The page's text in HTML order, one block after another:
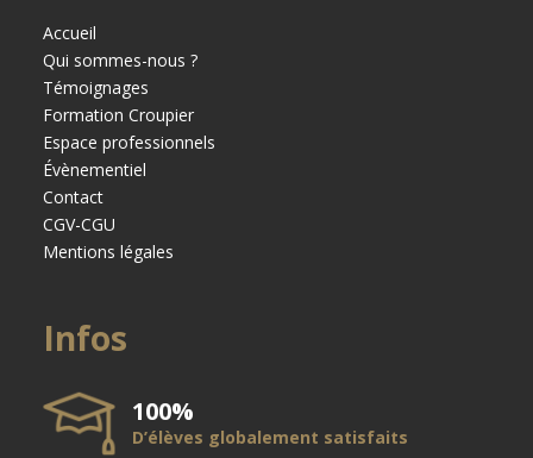
Accueil
Qui sommes-nous ?
Témoignages
Formation Croupier
Espace professionnels
Évènementiel
Contact
CGV-CGU
Mentions légales
Infos
100%
D’élèves globalement satisfaits